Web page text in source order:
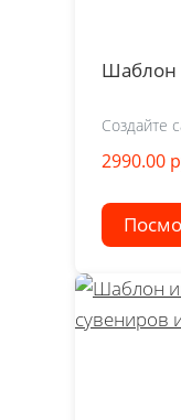
Шаблон
Создайте
2990.00